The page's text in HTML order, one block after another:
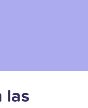
las